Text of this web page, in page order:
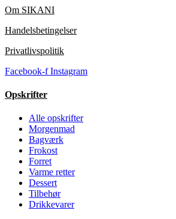
Om SIKANI
Handelsbetingelser
Privatlivspolitik
Facebook-f Instagram
Opskrifter
Alle opskrifter
Morgenmad
Bagværk
Frokost
Forret
Varme retter
Dessert
Tilbehør
Drikkevarer